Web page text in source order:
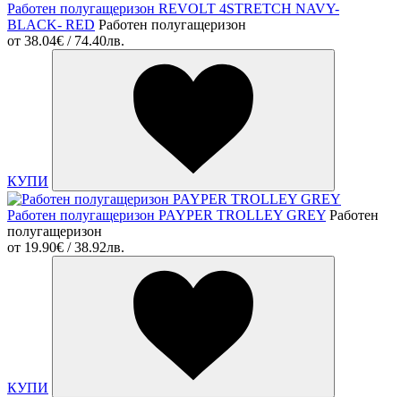
Работен полугащеризон REVOLT 4STRETCH NAVY-
BLACK- RED Работен полугащеризон
от 38.04€ / 74.40лв.
КУПИ
Работен полугащеризон PAYPER TROLLEY GREY Работен
полугащеризон
от 19.90€ / 38.92лв.
КУПИ